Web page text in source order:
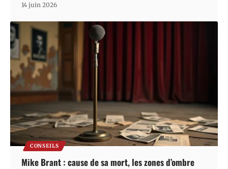
14 juin 2026
CONSEILS
Mike Brant : cause de sa mort, les zones d’ombre